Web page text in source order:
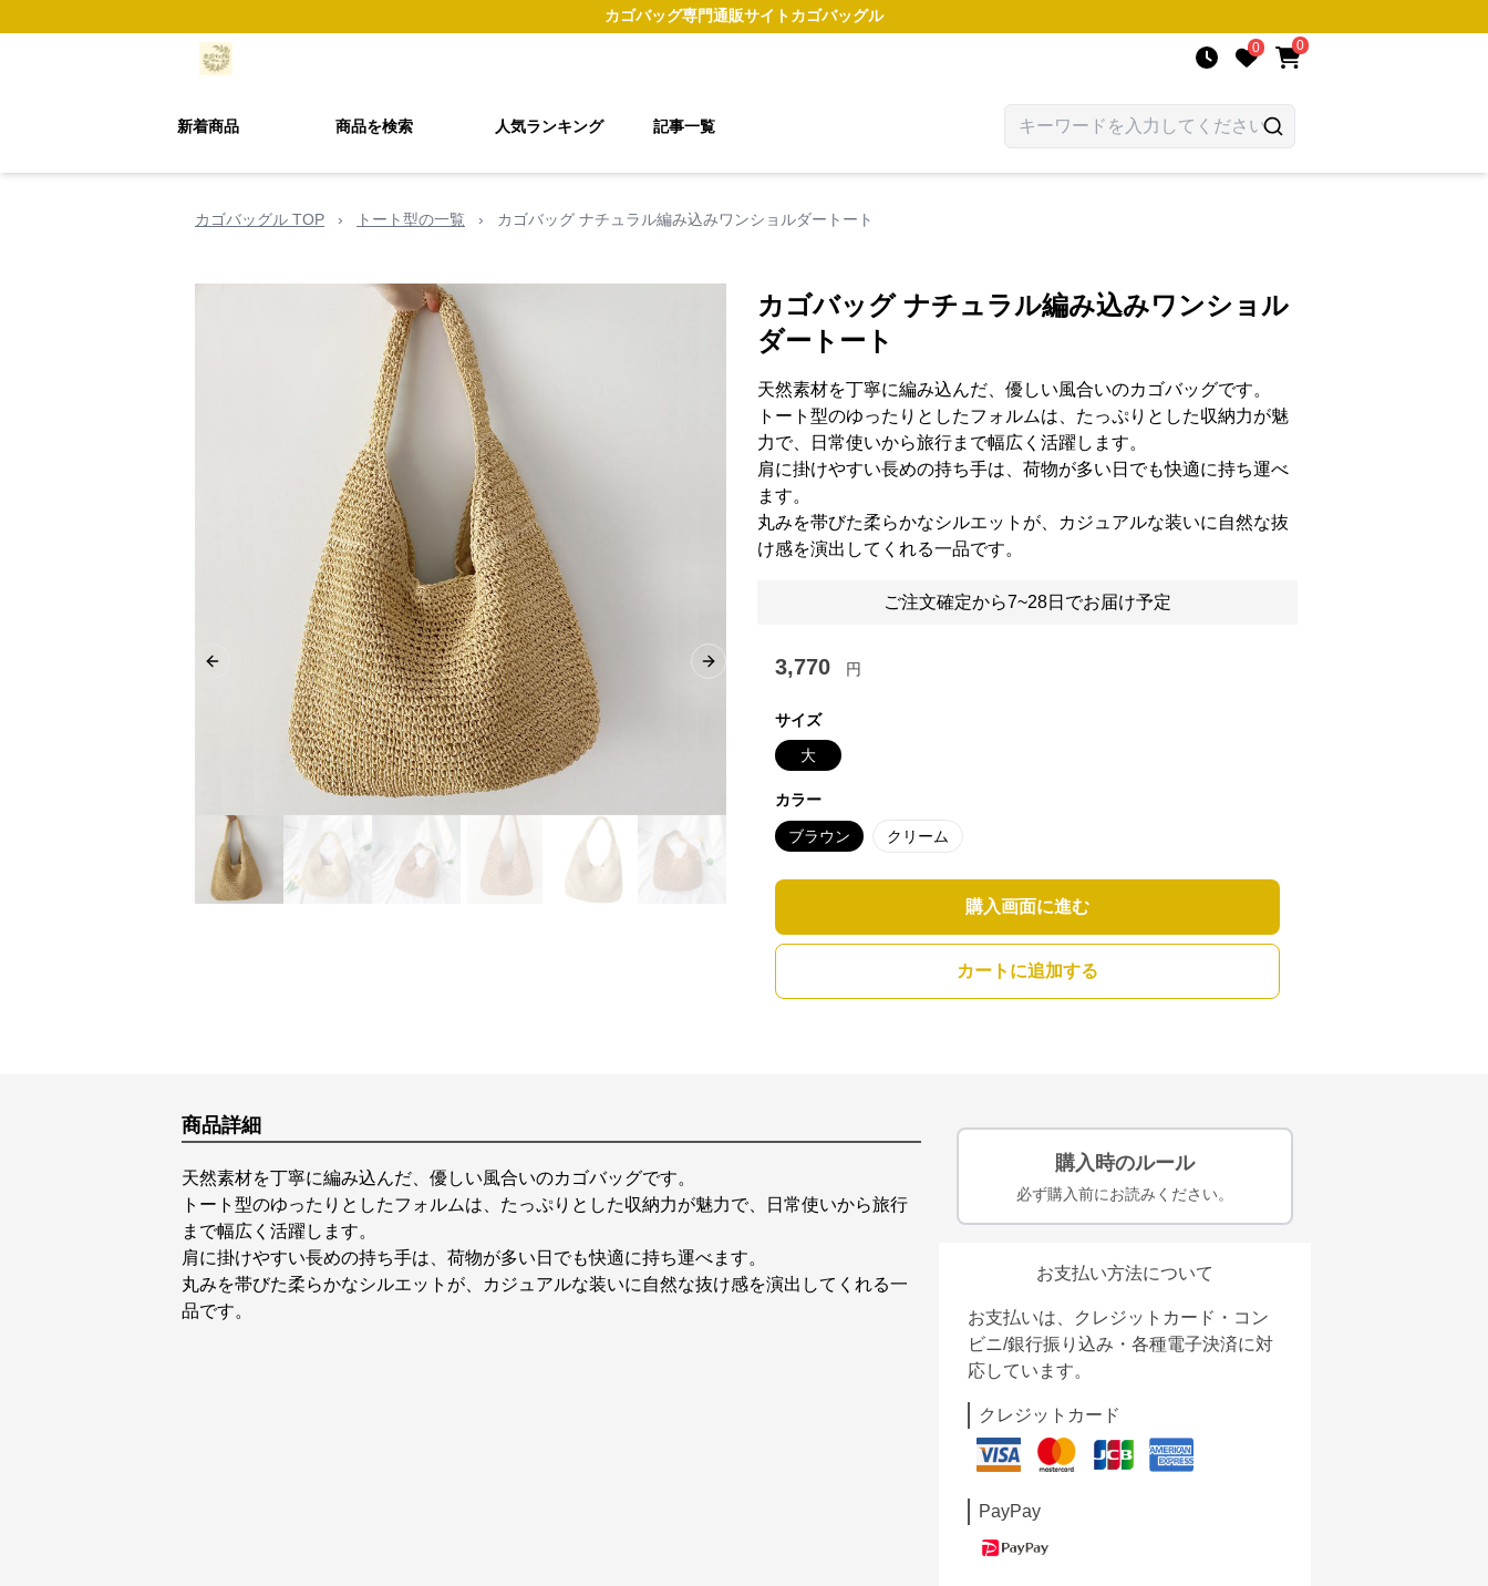
カゴバッグ専門通販サイトカゴバッグル
0 0
新着商品 商品を検索 人気ランキング 記事一覧
カゴバッグル TOP › トート型の一覧 › カゴバッグ ナチュラル編み込みワンショルダートート
Previous slide Next slide
カゴバッグ ナチュラル編み込みワンショル
ダートート
天然素材を丁寧に編み込んだ、優しい風合いのカゴバッグです。
トート型のゆったりとしたフォルムは、たっぷりとした収納力が魅
力で、日常使いから旅行まで幅広く活躍します。
肩に掛けやすい長めの持ち手は、荷物が多い日でも快適に持ち運べ
ます。
丸みを帯びた柔らかなシルエットが、カジュアルな装いに自然な抜
け感を演出してくれる一品です。
ご注文確定から7~28日でお届け予定
3,770 円
サイズ
大
カラー
ブラウン クリーム
購入画面に進む
カートに追加する
商品詳細
天然素材を丁寧に編み込んだ、優しい風合いのカゴバッグです。
トート型のゆったりとしたフォルムは、たっぷりとした収納力が魅力で、日常使いから旅行
まで幅広く活躍します。
肩に掛けやすい長めの持ち手は、荷物が多い日でも快適に持ち運べます。
丸みを帯びた柔らかなシルエットが、カジュアルな装いに自然な抜け感を演出してくれる一
品です。
購入時のルール
必ず購入前にお読みください。
お支払い方法について
お支払いは、クレジットカード・コン
ビニ/銀行振り込み・各種電子決済に対
応しています。
クレジットカード
PayPay